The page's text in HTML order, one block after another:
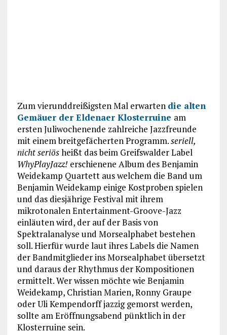
Zum vierunddreißigsten Mal erwarten die alten
Gemäuer der Eldenaer Klosterruine am
ersten Juliwochenende zahlreiche Jazzfreunde
mit einem breitgefächerten Programm.seriell,
nicht seriösheißt das beim Greifswalder Label
WhyPlayJazz!erschienene Album des Benjamin
Weidekamp Quartett aus welchem die Band um
Benjamin Weidekamp einige Kostproben spielen
und das diesjährige Festival mit ihrem
mikrotonalen Entertainment-Groove-Jazz
einläuten wird, der auf der Basis von
Spektralanalyse und Morsealphabet bestehen
soll. Hierfür wurde laut ihres Labels die Namen
der Bandmitglieder ins Morsealphabet übersetzt
und daraus der Rhythmus der Kompositionen
ermittelt. Wer wissen möchte wie Benjamin
Weidekamp, Christian Marien, Ronny Graupe
oder Uli Kempendorff jazzig gemorst werden,
sollte am Eröffnungsabend pünktlich in der
Klosterruine sein.